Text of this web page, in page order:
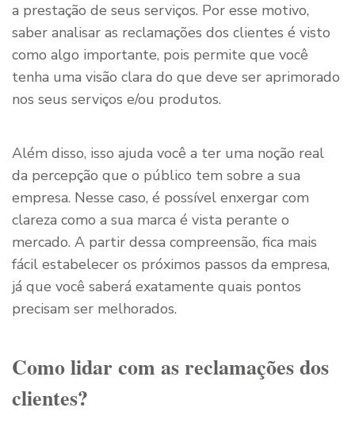
a prestação de seus serviços. Por esse motivo,
saber analisar as reclamações dos clientes é visto
como algo importante, pois permite que você
tenha uma visão clara do que deve ser aprimorado
nos seus serviços e/ou produtos.
Além disso, isso ajuda você a ter uma noção real
da percepção que o público tem sobre a sua
empresa. Nesse caso, é possível enxergar com
clareza como a sua marca é vista perante o
mercado. A partir dessa compreensão, fica mais
fácil estabelecer os próximos passos da empresa,
já que você saberá exatamente quais pontos
precisam ser melhorados.
Como lidar com as reclamações dos
clientes?